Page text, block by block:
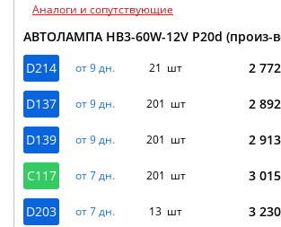
Аналоги и сопутствующие
АВТОЛАМПА HB3-60W-12V P20d (произ-
D214
от 9 дн. 21 шт 2
D137 от 9 дн. 201 шт 2
D139 от 9 дн. 201 шт 2
C117 от 7 дн. 201 шт 3
D203 от 7 дн. 13 шт 3